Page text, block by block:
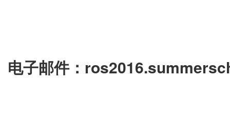
电子邮件：